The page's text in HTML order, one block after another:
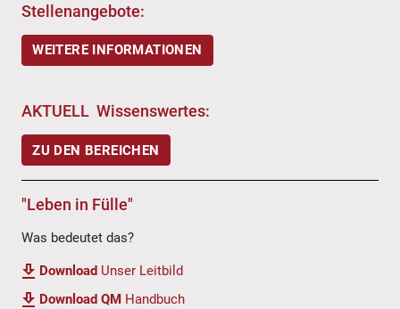
Stellenangebote:
WEITERE INFORMATIONEN
AKTUELL Wissenswertes:
ZU DEN BEREICHEN
"Leben in Fülle"
Was bedeutet das?
Download Unser Leitbild
Download QM Handbuch